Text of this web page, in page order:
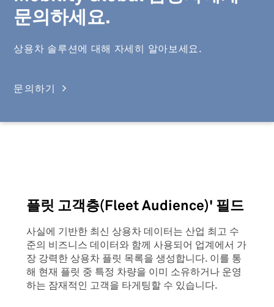
문의하세요.
상용차 솔루션에 대해 자세히 알아보세요.
문의하기
플릿 고객층(Fleet Audience)' 필드
사실에 기반한 최신 상용차 데이터는 산업 최고 수
준의 비즈니스 데이터와 함께 사용되어 업계에서 가
장 강력한 상용차 플릿 목록을 생성합니다. 이를 통
해 현재 플릿 중 특정 차량을 이미 소유하거나 운영
하는 잠재적인 고객을 타게팅할 수 있습니다.